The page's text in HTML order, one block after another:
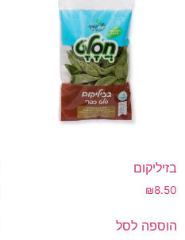
בזיליקום
₪8.50
הוספה לסל